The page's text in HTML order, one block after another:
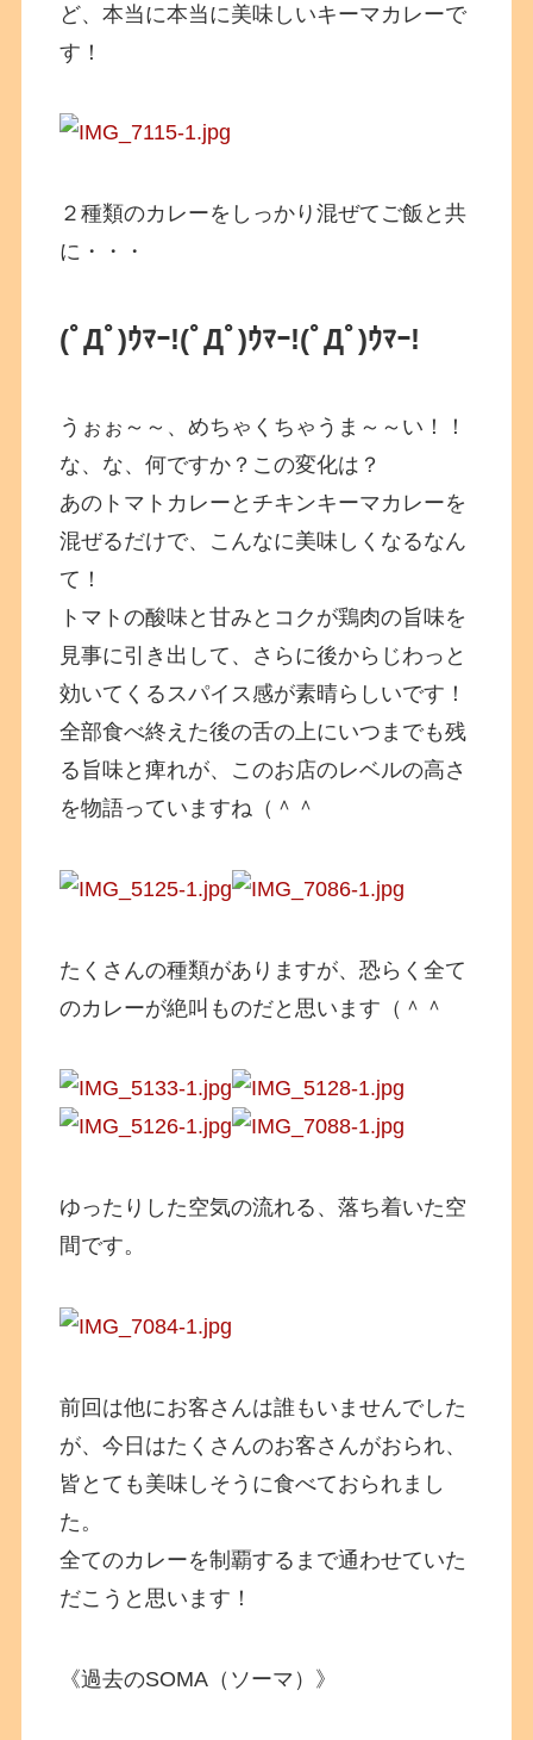
ど、本当に本当に美味しいキーマカレーで
す！
２種類のカレーをしっかり混ぜてご飯と共
に・・・
(ﾟДﾟ)ｳﾏｰ!(ﾟДﾟ)ｳﾏｰ!(ﾟДﾟ)ｳﾏｰ!
うぉぉ～～、めちゃくちゃうま～～い！！
な、な、何ですか？この変化は？
あのトマトカレーとチキンキーマカレーを
混ぜるだけで、こんなに美味しくなるなん
て！
トマトの酸味と甘みとコクが鶏肉の旨味を
見事に引き出して、さらに後からじわっと
効いてくるスパイス感が素晴らしいです！
全部食べ終えた後の舌の上にいつまでも残
る旨味と痺れが、このお店のレベルの高さ
を物語っていますね（＾＾
たくさんの種類がありますが、恐らく全て
のカレーが絶叫ものだと思います（＾＾
ゆったりした空気の流れる、落ち着いた空
間です。
前回は他にお客さんは誰もいませんでした
が、今日はたくさんのお客さんがおられ、
皆とても美味しそうに食べておられまし
た。
全てのカレーを制覇するまで通わせていた
だこうと思います！
《過去のSOMA（ソーマ）》